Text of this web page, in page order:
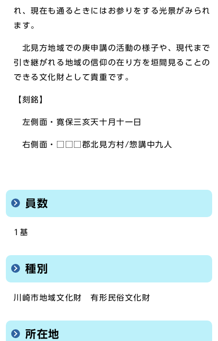
れ、現在も通るときにはお参りをする光景がみられ
ます。
北見方地域での庚申講の活動の様子や、現代まで
引き継がれる地域の信仰の在り方を垣間見ることの
できる文化財として貴重です。
【刻銘】
左側面・寛保三亥天十月十一日
右側面・□□□郡北見方村/惣講中九人
員数
1基
種別
川崎市地域文化財 有形民俗文化財
所在地